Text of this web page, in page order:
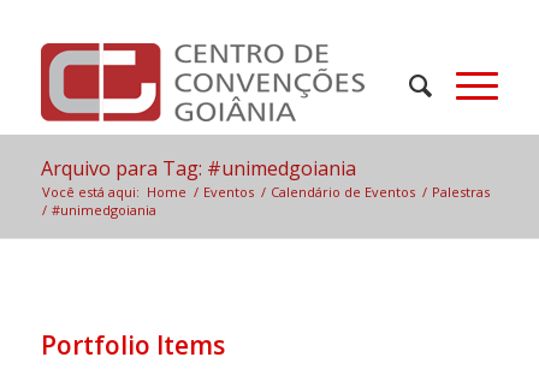
Arquivo para Tag: #unimedgoiania
Você está aqui: Home / Eventos / Calendário de Eventos / Palestras
/ #unimedgoiania
Portfolio Items